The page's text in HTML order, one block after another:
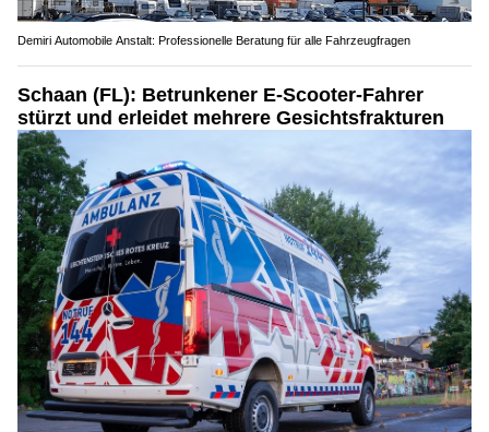
Demiri Automobile Anstalt: Professionelle Beratung für alle Fahrzeugfragen
Schaan (FL): Betrunkener E-Scooter-Fahrer
stürzt und erleidet mehrere Gesichtsfrakturen